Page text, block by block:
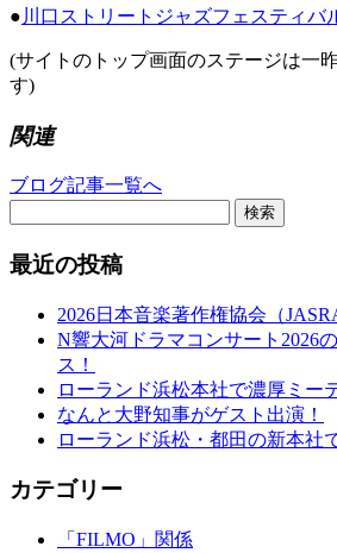
● 川口ストリートジャズフェスティバ
(サイトのトップ画面のステージは一
す)
関連
ブログ記事一覧へ
検索
最近の投稿
2026日本音楽著作権協会（
N響大河ドラマコンサート2026
ス！
ローランド浜松本社で濃厚ミー
なんと大野知事がゲスト出演！
ローランド浜松・都田の新本社
カテゴリー
「FILMO」関係